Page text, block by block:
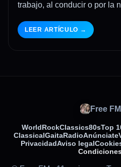
trabajo, al conducir o por la
LEER ARTÍCULO →
Free
WorldRockClassics80sTop
ClassicalGaitaRadioAnúnciate
PrivacidadAviso legal